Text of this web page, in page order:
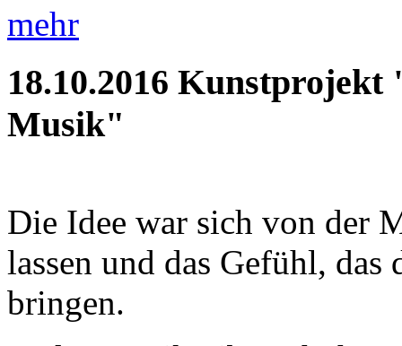
mehr
18.10.2016 Kunstprojekt
Musik"
Die Idee war sich von der
lassen und das Gefühl, das
bringen.